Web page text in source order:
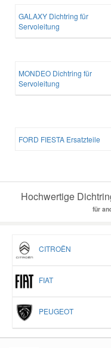
GALAXY Dichtring für
Servoleitung
MONDEO Dichtring für
Servoleitung
FORD FIESTA Ersatzteile
Hochwertige
für
CITROËN
FIAT
PEUGEOT